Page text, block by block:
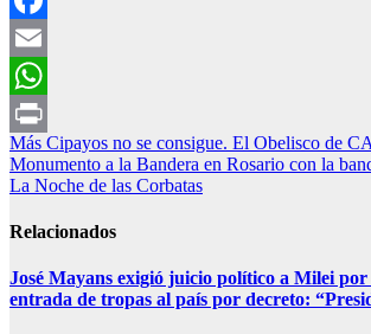
Facebook
Email
WhatsApp
Print
Navegación
de
Más Cipayos no se consigue. El Obelisco de
Monumento a la Bandera en Rosario con la
La Noche de las Corbatas
Relacionados
José Mayans exigió juicio político a Milei
entrada de tropas al país por decreto: